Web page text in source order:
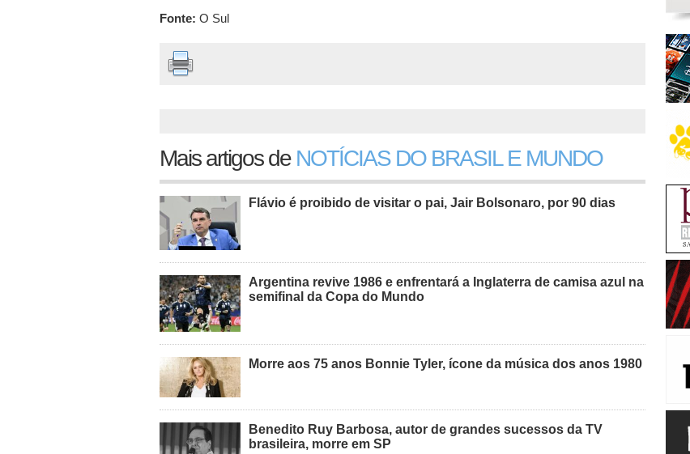
Fonte: O Sul
Mais artigos de NOTÍCIAS DO BRASIL E MUNDO
Flávio é proibido de visitar o pai, Jair Bolsonaro, por 90 dias
Argentina revive 1986 e enfrentará a Inglaterra de camisa azul na
semifinal da Copa do Mundo
Morre aos 75 anos Bonnie Tyler, ícone da música dos anos 1980
Benedito Ruy Barbosa, autor de grandes sucessos da TV
brasileira, morre em SP